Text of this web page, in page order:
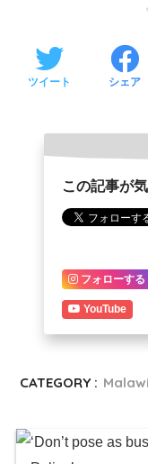
ツイート シェア
この記事が
フォローする
YouTube
CATEGORY :